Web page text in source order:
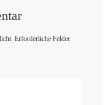
Erforderliche Felder